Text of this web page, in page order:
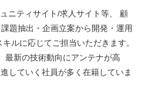
ニティサイト/求人サイト等、 顧
題抽出・企画立案から開発・運用
ルに応じてご担当いただきます。
最新の技術動向にアンテナが高
していく社員が多く在籍していま